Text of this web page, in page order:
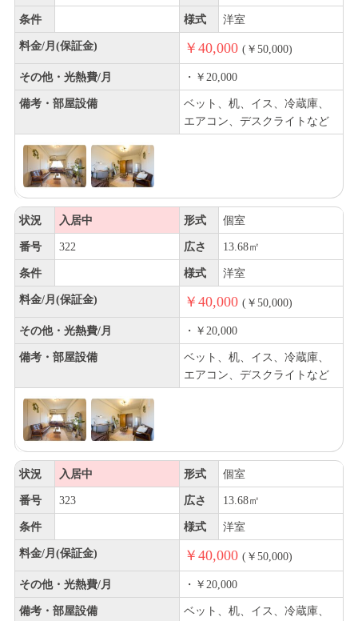
条件 様式 洋室
料金/月(保証金) ￥40,000 (￥50,000)
その他・光熱費/月 ・￥20,000
備考・部屋設備
ベット、机、イス、冷蔵庫、
エアコン、デスクライトなど
状況 入居中 形式 個室
番号 322 広さ 13.68㎡
条件 様式 洋室
料金/月(保証金) ￥40,000 (￥50,000)
その他・光熱費/月 ・￥20,000
備考・部屋設備
ベット、机、イス、冷蔵庫、
エアコン、デスクライトなど
状況 入居中 形式 個室
番号 323 広さ 13.68㎡
条件 様式 洋室
料金/月(保証金) ￥40,000 (￥50,000)
その他・光熱費/月 ・￥20,000
備考・部屋設備
ベット、机、イス、冷蔵庫、